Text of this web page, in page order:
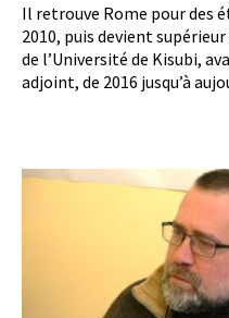
Il retrouve Rome pour des
2010, puis devient
de l’Université de Kisubi,
adjoint, de 2016 jusqu’à